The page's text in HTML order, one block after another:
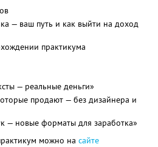
— ваш путь и как выйти на доход
практикума
— реальные деньги»
продают — без дизайнера и
— новые форматы для заработка»
можно на сайте